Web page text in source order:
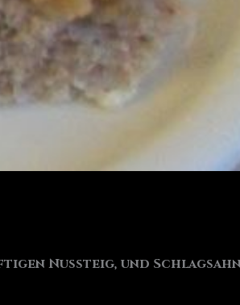
Nussteig, und